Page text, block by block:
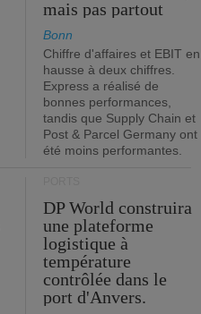
mais pas partout
Bonn
Chiffre d'affaires et EBIT en
hausse à deux chiffres.
Express a réalisé de
bonnes performances,
tandis que Supply Chain et
Post & Parcel Germany ont
été moins performantes.
DP World construira
une plateforme
logistique à
température
contrôlée dans le
port d'Anvers.